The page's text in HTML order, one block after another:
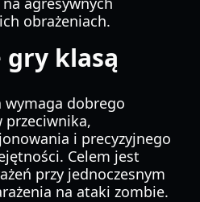
obrażeniach.
klasą
wymaga dobrego
przeciwnika,
i precyzyjnego
Celem jest
przy jednoczesnym
na ataki zombie.